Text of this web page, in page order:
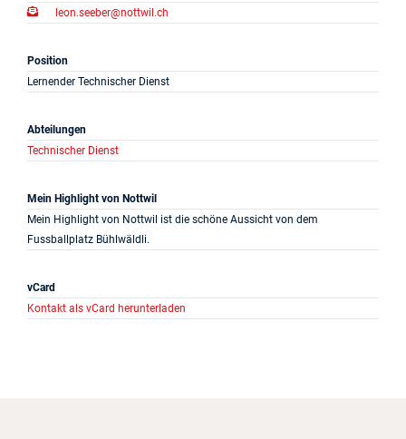
leon.seeber@nottwil.ch
Position
Lernender Technischer Dienst
Abteilungen
Technischer Dienst
Mein Highlight von Nottwil
Mein Highlight von Nottwil ist die schöne Aussicht von dem
Fussballplatz Bühlwäldli.
vCard
Kontakt als vCard herunterladen